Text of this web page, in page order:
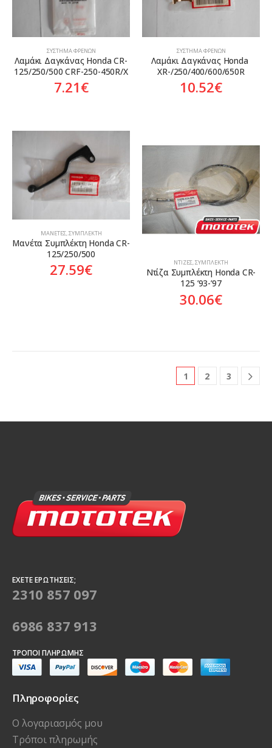
ΣΎΣΤΗΜΑ ΦΡΈΝΩΝ
Λαμάκι Δαγκάνας Honda CR-
125/250/500 CRF-250-450R/X
7.21€
ΣΎΣΤΗΜΑ ΦΡΈΝΩΝ
Λαμάκι Δαγκάνας Honda
XR-/250/400/600/650R
10.52€
ΜΑΝΈΤΕΣ, ΣΥΜΠΛΈΚΤΗ
Μανέτα Συμπλέκτη Honda CR-
125/250/500
27.59€ ΝΤΊΖΕΣ,ΣΥΜΠΛΈΚΤΗ
Ντίζα Συμπλέκτη Honda CR-
125 ’93-’97
30.06€
1 2 3
ΈΧΕΤΕ ΕΡΩΤΉΣΕΙΣ;
2310 857 097
6986 837 913
ΤΡΌΠΟΙ ΠΛΗΡΩΜΉΣ
Πληροφορίες
Ο λογαριασμός μου
Τρόποι πληρωμής